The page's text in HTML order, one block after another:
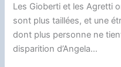
Les Gioberti et les Agretti
sont plus taillées, et une
dont plus personne ne
disparition d’Angela…